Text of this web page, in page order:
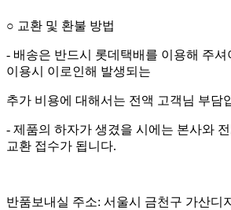
○ 교환 및 환불 방법
- 배송은 반드시 롯데택배를 이용해 주셔
이용시 이로인해 발생되는
추가 비용에 대해서는 전액 고객님 부담
- 제품의 하자가 생겼을 시에는 본사와
교환 접수가 됩니다.
반품보내실 주소: 서울시 금천구 가산디